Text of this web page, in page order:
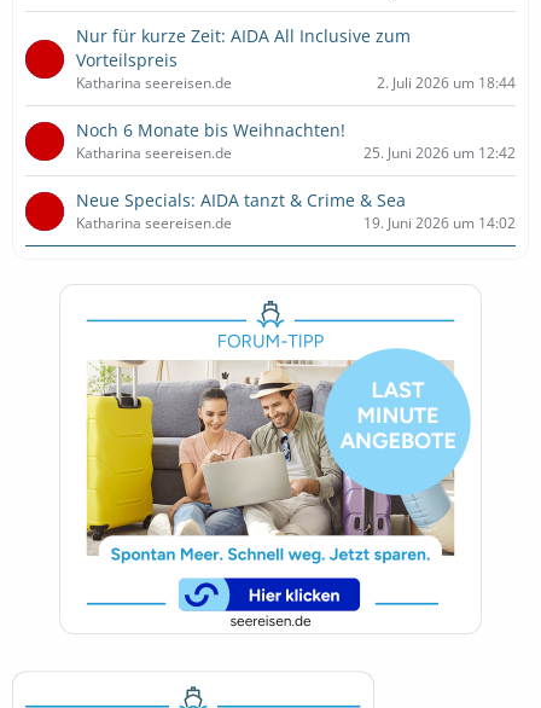
Nur für kurze Zeit: AIDA All Inclusive zum
Vorteilspreis
Katharina seereisen.de 2. Juli 2026 um 18:44
Noch 6 Monate bis Weihnachten!
Katharina seereisen.de 25. Juni 2026 um 12:42
Neue Specials: AIDA tanzt & Crime & Sea
Katharina seereisen.de 19. Juni 2026 um 14:02